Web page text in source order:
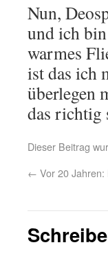
Nun,
und ich
warmes
ist das ich
überlegen
das richtig
Dieser Beitrag
← Vor 20